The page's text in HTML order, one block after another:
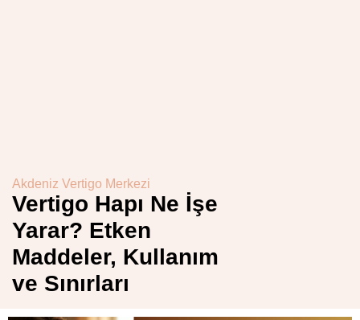
Akdeniz Vertigo Merkezi
Vertigo Hapı Ne İşe
Yarar? Etken
Maddeler, Kullanım
ve Sınırları